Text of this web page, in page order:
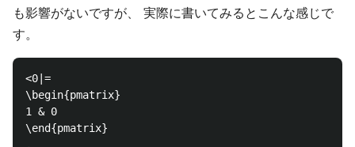
も影響がないですが、 実際に書いてみるとこんな感じで
す。
<0|=
\begin{pmatrix}
1 & 0
\end{pmatrix}